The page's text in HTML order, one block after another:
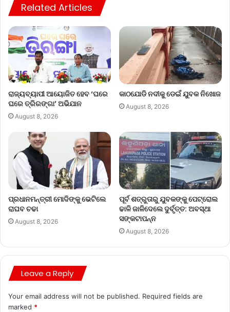
Related Articles
ରାଜ୍ୟବ୍ୟାପୀ ଆୟୋଜିତ ହେବ ‘ଘରେ
ଘରେ ତ୍ରିରଙ୍ଗା’ ଅଭିଯାନ
August 8, 2026
କାଠଯୋଡି ନଦୀକୁ ଡେଇଁ ଯୁବକ ନିଖୋଜ
August 8, 2026
ପ୍ରଧାନମନ୍ତ୍ରୀ ମୋଦିଙ୍କୁ ଭେଟିଲେ
ରାଘବ ଚଢା
August 8, 2026
ପୂର୍ବ ଶତ୍ରୁତାରୁ ଯୁବକଙ୍କୁ ପେଟ୍ରୋଲ
ଢାଳି ଜାଳିଦେଲେ ଦୁର୍ବୃତ୍ତ: ଅବସ୍ଥା
ସଙ୍କଟାପନ୍ନ
August 8, 2026
Leave a Reply
Your email address will not be published. Required fields are
marked *